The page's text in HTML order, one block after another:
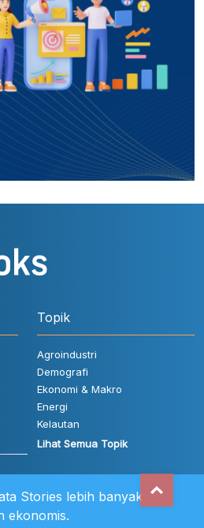
Topik
Agroindustri
Demografi
Ekonomi & Makro
Energi
Kelautan
Lihat Semua Topik
Stories lebih banyak
ekonomis.